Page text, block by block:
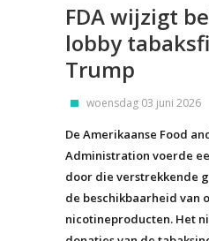
FDA wijzigt
lobby
Trump
woensdag 03 juni 2026
De Amerikaanse Food
Administration voerde
door die verstrekkende
de beschikbaarheid van
nicotineproducten. Het